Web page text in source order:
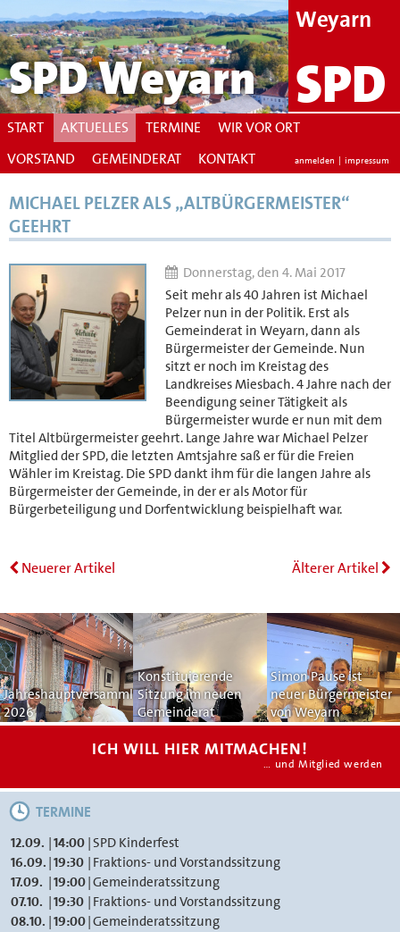
SPD Weyarn
START AKTUELLES TERMINE
WIR VOR ORT
VORSTAND
GEMEINDERAT KONTAKT anmelden | impressum
Weyarn
SPD
MICHAEL PELZER ALS „ALTBÜRGERMEISTER“
GEEHRT
Donnerstag, den 4. Mai 2017
Seit mehr als 40 Jahren ist Michael
Pelzer nun in der Politik. Erst als
Gemeinderat in Weyarn, dann als
Bürgermeister der Gemeinde. Nun
sitzt er noch im Kreistag des
Landkreises Miesbach. 4 Jahre nach der
Beendigung seiner Tätigkeit als
Bürgermeister wurde er nun mit dem
Titel Altbürgermeister geehrt. Lange Jahre war Michael Pelzer
Mitglied der SPD, die letzten Amtsjahre saß er für die Freien
Wähler im Kreistag. Die SPD dankt ihm für die langen Jahre als
Bürgermeister der Gemeinde, in der er als Motor für
Bürgerbeteiligung und Dorfentwicklung beispielhaft war.
Neuerer Artikel Älterer Artikel
Jahreshauptversammlung
2026
Konstituierende
Sitzung im neuen
Gemeinderat
Simon Pause ist
neuer Bürgermeister
von Weyarn
ICH WILL HIER MITMACHEN!
… und Mitglied werden
TERMINE
12.09. |14:00 |SPD Kinderfest
16.09. |19:30 | Fraktions- und Vorstandssitzung
17.09. |19:00|Gemeinderatssitzung
07.10. |19:30 | Fraktions- und Vorstandssitzung
08.10. |19:00|Gemeinderatssitzung